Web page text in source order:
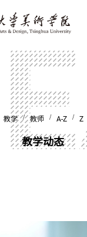
教学/教师 / A-Z / Z
教学动态